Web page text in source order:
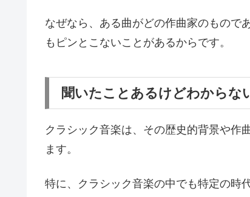
なぜなら、ある曲がどの作曲家のもので
もピンとこないことがあるからです。
聞いたことあるけどわからな
クラシック音楽は、その歴史的背景や作
ます。
特に、クラシック音楽の中でも特定の時